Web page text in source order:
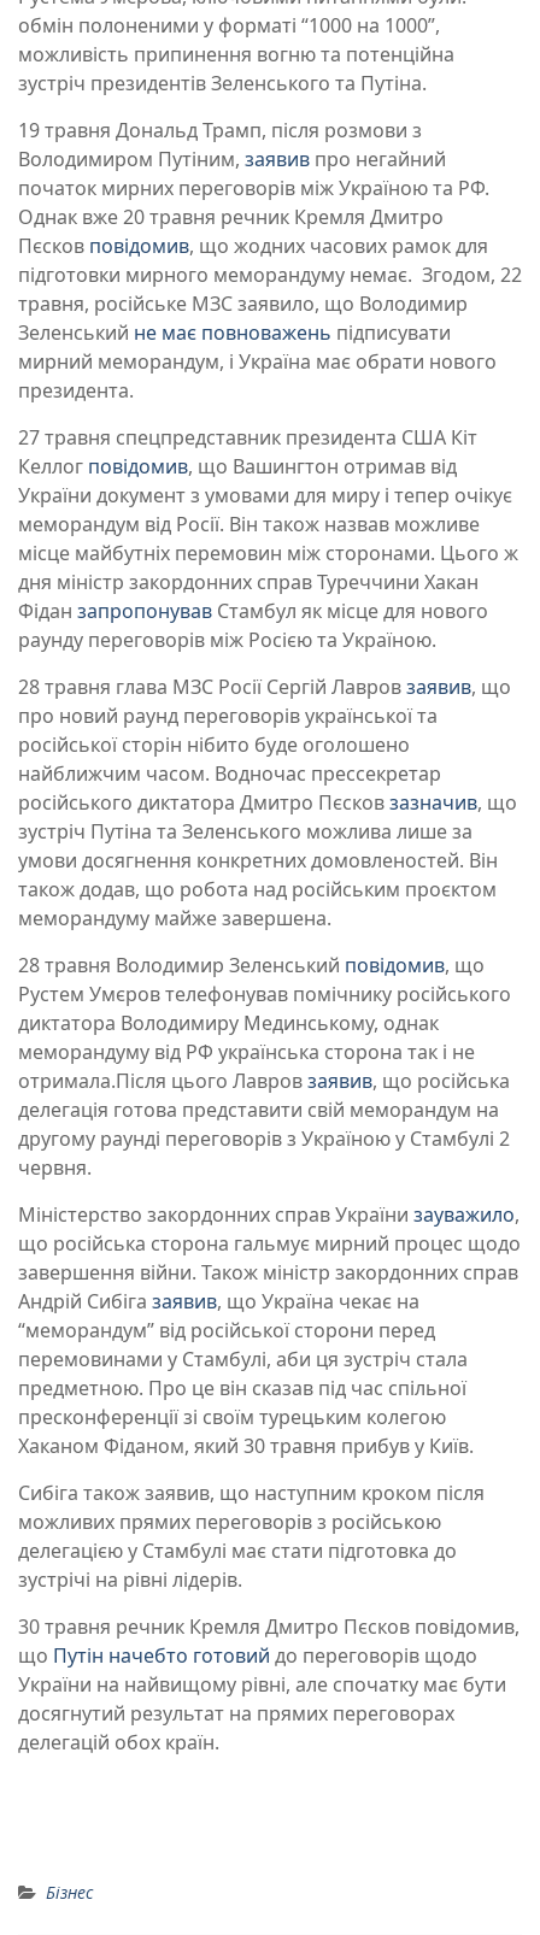
обмін полоненими у форматі “1000 на 1000”,
можливість припинення вогню та потенційна
зустріч президентів Зеленського та Путіна.
19 травня Дональд Трамп, після розмови з
Володимиром Путіним, заявив про негайний
початок мирних переговорів між Україною та РФ.
Однак вже 20 травня речник Кремля Дмитро
Пєсков повідомив, що жодних часових рамок для
підготовки мирного меморандуму немає. Згодом, 22
травня, російське МЗС заявило, що Володимир
Зеленський не має повноважень підписувати
мирний меморандум, і Україна має обрати нового
президента.
27 травня спецпредставник президента США Кіт
Келлог повідомив, що Вашингтон отримав від
України документ з умовами для миру і тепер очікує
меморандум від Росії. Він також назвав можливе
місце майбутніх перемовин між сторонами. Цього ж
дня міністр закордонних справ Туреччини Хакан
Фідан запропонував Стамбул як місце для нового
раунду переговорів між Росією та Україною.
28 травня глава МЗС Росії Сергій Лавровзаявив, що
про новий раунд переговорів української та
російської сторін нібито буде оголошено
найближчим часом. Водночас прессекретар
російського диктатора Дмитро Пєсковзазначив, що
зустріч Путіна та Зеленського можлива лише за
умови досягнення конкретних домовленостей. Він
також додав, що робота над російським проєктом
меморандуму майже завершена.
28 травня Володимир Зеленський повідомив, що
Рустем Умєров телефонував помічнику російського
диктатора Володимиру Мединському, однак
меморандуму від РФ українська сторона так і не
отримала.Після цього Лавровзаявив, що російська
делегація готова представити свій меморандум на
другому раунді переговорів з Україною у Стамбулі 2
червня.
Міністерство закордонних справ України зауважило,
що російська сторона гальмує мирний процес щодо
завершення війни. Також міністр закордонних справ
Андрій Сибіга заявив, що Україна чекає на
“меморандум” від російської сторони перед
перемовинами у Стамбулі, аби ця зустріч стала
предметною. Про це він сказав під час спільної
пресконференції зі своїм турецьким колегою
Хаканом Фіданом, який 30 травня прибув у Київ.
Сибіга також заявив, що наступним кроком після
можливих прямих переговорів з російською
делегацією у Стамбулі має стати підготовка до
зустрічі на рівні лідерів.
30 травня речник Кремля Дмитро Пєсков повідомив,
що Путін начебто готовий до переговорів щодо
України на найвищому рівні, але спочатку має бути
досягнутий результат на прямих переговорах
делегацій обох країн.
Бізнес